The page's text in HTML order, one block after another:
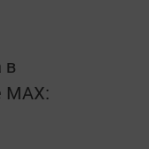
в
MАХ: